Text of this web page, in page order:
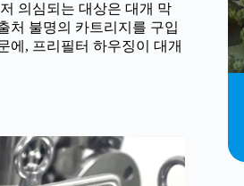
의심되는 대상은 대개 막
처 불명의 카트리지를 구입
에, 프리필터 하우징이 대개